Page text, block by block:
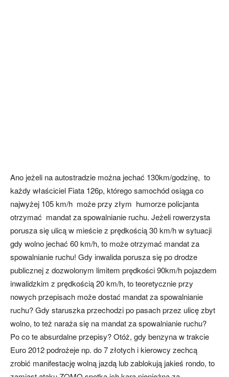
Ano jeżeli na autostradzie można jechać 130km/godzinę, to
każdy właściciel Fiata 126p, którego samochód osiąga co
najwyżej 105 km/h może przy złym humorze policjanta
otrzymać mandat za spowalnianie ruchu. Jeżeli rowerzysta
porusza się ulicą w mieście z prędkością 30 km/h w sytuacji
gdy wolno jechać 60 km/h, to może otrzymać mandat za
spowalnianie ruchu! Gdy inwalida porusza się po drodze
publicznej z dozwolonym limitem prędkości 90km/h pojazdem
inwalidzkim z prędkością 20 km/h, to teoretycznie przy
nowych przepisach może dostać mandat za spowalnianie
ruchu? Gdy staruszka przechodzi po pasach przez ulicę zbyt
wolno, to też naraża się na mandat za spowalnianie ruchu?
Po co te absurdalne przepisy? Otóż, gdy benzyna w trakcie
Euro 2012 podrożeje np. do 7 złotych i kierowcy zechcą
zrobić manifestację wolną jazdą lub zablokują jakieś rondo, to